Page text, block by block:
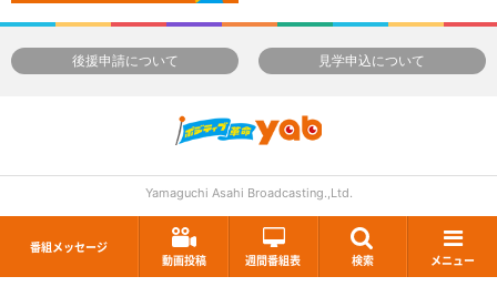
番組メッセージ
動画投稿
週間番組表 検索 メニュー
後援申請について 見学申込について
Yamaguchi Asahi Broadcasting.,Ltd.